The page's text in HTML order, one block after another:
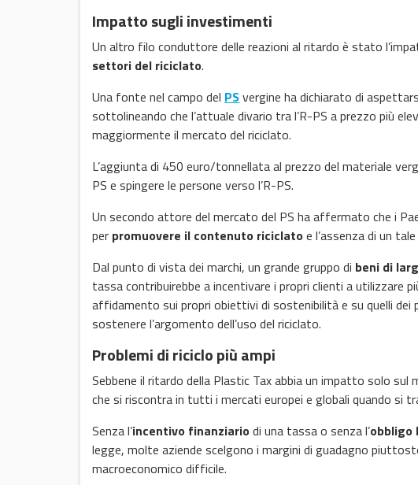
Impatto sugli investimenti
Un altro filo conduttore delle reazioni al ritardo è stato
settori del riciclato.
Una fonte nel campo del PSvergine ha dichiarato di
sottolineando che l’attuale divario tra l’R-PS a prezzo più
maggiormente il mercato del riciclato.
L’aggiunta di 450 euro/tonnellata al prezzo del materiale
PS e spingere le persone verso l’R-PS.
Un secondo attore del mercato del PS ha affermato che i
per promuovere il contenuto riciclato e l’assenza di un
Dal punto di vista dei marchi, un grande gruppo di beni di
tassa contribuirebbe a incentivare i propri clienti a utilizzare
affidamento sui propri obiettivi di sostenibilità e su quelli dei
sostenere l’argomento dell’uso del riciclato.
Problemi di riciclo più ampi
Sebbene il ritardo della Plastic Tax abbia un impatto solo
che si riscontra in tutti i mercati europei e globali quando si
Senza l’incentivo finanziario di una tassa o senza l’obbligo
legge, molte aziende scelgono i margini di guadagno
macroeconomico difficile.